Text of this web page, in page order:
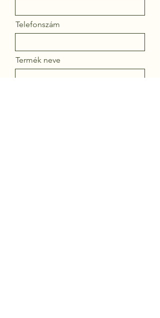
Telefonszám
Termék neve